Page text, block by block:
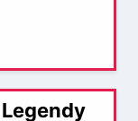
Legendy